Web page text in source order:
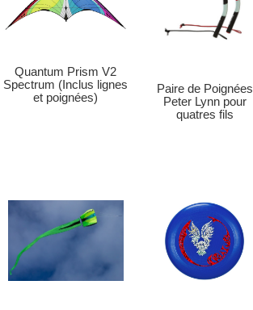
Quantum Prism V2
Spectrum (Inclus lignes
et poignées)
Paire de Poignées
Peter Lynn pour
quatres fils